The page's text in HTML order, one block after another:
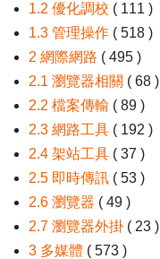
1.2 優化調校 ( 111 )
1.3 管理操作 ( 518 )
2 網際網路 ( 495 )
2.1 瀏覽器相關 ( 68 )
2.2 檔案傳輸 ( 89 )
2.3 網路工具 ( 192 )
2.4 架站工具 ( 37 )
2.5 即時傳訊 ( 53 )
2.6 瀏覽器 ( 49 )
2.7 瀏覽器外掛 ( 23 )
3 多媒體 ( 573 )